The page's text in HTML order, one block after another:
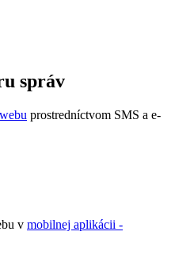
správ
prostredníctvom SMS a e-
v mobilnej aplikácii -